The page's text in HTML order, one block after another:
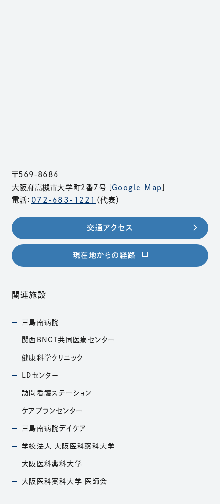
〒569-8686
大阪府高槻市大学町2番7号 [ Google Map
電話： 072-683-1221 （代表）
交通アクセス
現在地からの経路 （別ウィンドウで開きま
関連施設
三島南病院
（別ウィンドウで開きます）
関西BNCT共同医療 センター
（別ウィンドウで開きます）
健康科学クリニック
（別ウィンドウで開きます）
LDセンター
（別ウィンドウで開きます）
訪問看護ステーション
（別ウィンドウで開きます）
ケアプランセンター
（別ウィンドウで開きます）
三島南病院デイケア
（別ウィンドウで開きます）
学校法人 大阪医科薬科大学
（別ウィンドウで開きます）
大阪医科薬科大学
（別ウィンドウで開きます）
大阪医科薬科大学 医師会
（別ウィンドウで開きます）